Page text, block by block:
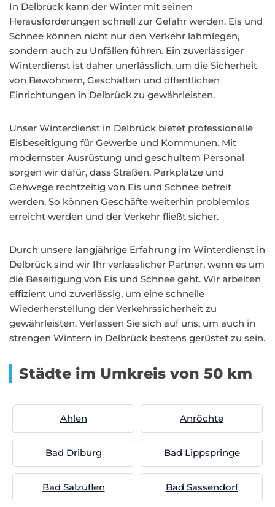
In Delbrück kann der Winter mit seinen
Herausforderungen schnell zur Gefahr werden. Eis und
Schnee können nicht nur den Verkehr lahmlegen,
sondern auch zu Unfällen führen. Ein zuverlässiger
Winterdienst ist daher unerlässlich, um die Sicherheit
von Bewohnern, Geschäften und öffentlichen
Einrichtungen in Delbrück zu gewährleisten.
Unser Winterdienst in Delbrück bietet professionelle
Eisbeseitigung für Gewerbe und Kommunen. Mit
modernster Ausrüstung und geschultem Personal
sorgen wir dafür, dass Straßen, Parkplätze und
Gehwege rechtzeitig von Eis und Schnee befreit
werden. So können Geschäfte weiterhin problemlos
erreicht werden und der Verkehr fließt sicher.
Durch unsere langjährige Erfahrung im Winterdienst in
Delbrück sind wir Ihr verlässlicher Partner, wenn es um
die Beseitigung von Eis und Schnee geht. Wir arbeiten
effizient und zuverlässig, um eine schnelle
Wiederherstellung der Verkehrssicherheit zu
gewährleisten. Verlassen Sie sich auf uns, um auch in
strengen Wintern in Delbrück bestens gerüstet zu sein.
Städte im Umkreis von 50 km
Ahlen Anröchte
Bad Driburg Bad Lippspringe
Bad Salzuflen Bad Sassendorf